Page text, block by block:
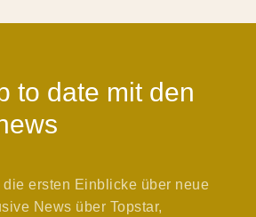
to date mit den
die ersten Einblicke über neue
News über Topstar,